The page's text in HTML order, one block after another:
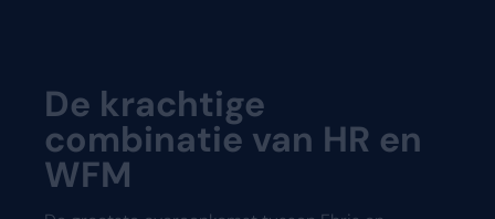
De krachtige
combinatie van HR en
WFM